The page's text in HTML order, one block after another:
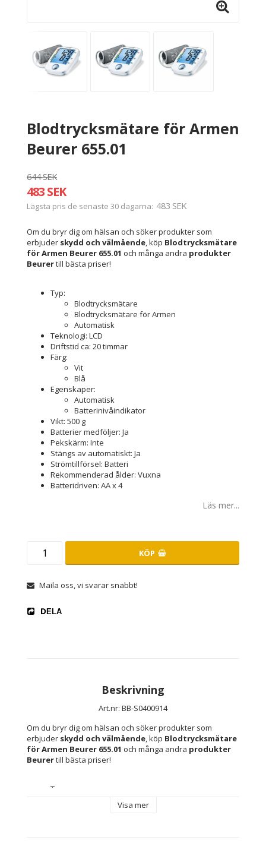
Blodtrycksmätare för Armen
Beurer 655.01
644 SEK
483 SEK
Lägsta pris de senaste 30 dagarna 483 SEK
Om du bryr dig om hälsan och söker produkter som
erbjuder skydd och välmående, köp Blodtrycksmätare
för Armen Beurer 655.01 och många andra produkter
Beurertill bästa priser!
Typ:
Blodtrycksmätare
Blodtrycksmätare för Armen
Automatisk
Teknologi: LCD
Driftstid ca: 20 timmar
Färg:
Vit
Blå
Egenskaper:
Automatisk
Batterinivåindikator
Vikt: 500 g
Batterier medföljer: Ja
Pekskärm: Inte
Stängs av automatiskt: Ja
Strömtillförsel: Batteri
Rekommenderad ålder: Vuxna
Batteridriven: AA x 4
Läs mer...
KÖP
Maila oss, vi svarar snabbt!
DELA
Beskrivning
Art.nr: BB-S0400914
Om du bryr dig om hälsan och söker produkter som
erbjuder skydd och välmående, köp Blodtrycksmätare
för Armen Beurer 655.01 och många andra produkter
Beurer till bästa priser!
Typ:
Blodtrycksmätare för Armen
Visa mer